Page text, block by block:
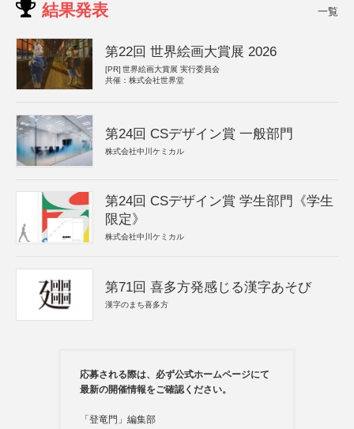
結果発表 一覧
第22回 世界絵画大賞展 2026
[PR] 世界絵画大賞展 実行委員会
共催：株式会社世界堂
第24回 CSデザイン賞 一般部門
株式会社中川ケミカル
第24回 CSデザイン賞 学生部門《学生
限定》
株式会社中川ケミカル
第71回 喜多方発感じる漢字あそび
漢字のまち喜多方
応募される際は、必ず公式ホームページにて
最新の開催情報をご確認ください。
「登竜門」編集部